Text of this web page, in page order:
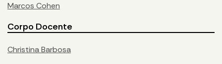
Marcos Cohen
Corpo Docente
Christina Barbosa